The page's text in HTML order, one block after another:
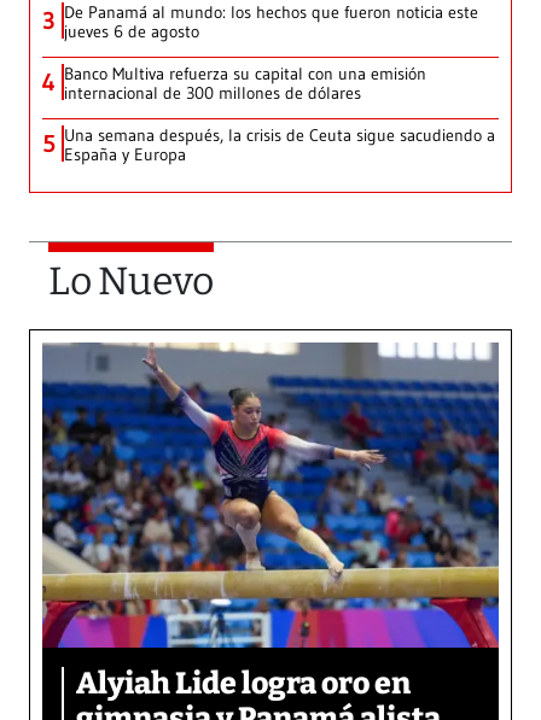
3 De Panamá al mundo: los hechos que fueron noticia este
jueves 6 de agosto
4 Banco Multiva refuerza su capital con una emisión
internacional de 300 millones de dólares
5 Una semana después, la crisis de Ceuta sigue sacudiendo a
España y Europa
Lo Nuevo
Alyiah Lide logra oro en